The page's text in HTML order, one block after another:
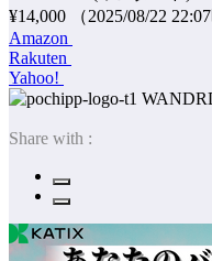
¥14,000
（2025/08/22
Amazon
Rakuten
Yahoo!
Share with :